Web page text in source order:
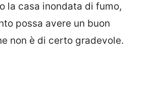
la casa inondata di fumo,
possa avere un buon
non è di certo gradevole.